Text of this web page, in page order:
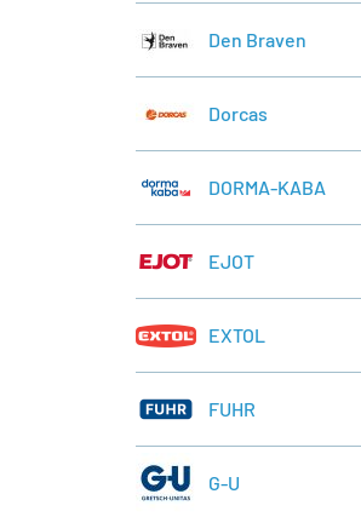
Den Braven
Dorcas
DORMA-KABA
EJOT
EXTOL
FUHR
G-U